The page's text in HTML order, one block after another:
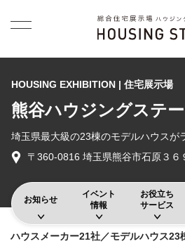
HOUSING EXHIBITION | 住宅展示場
熊谷ハウジングステ
埼玉県最大級の23棟のモデルハウスが
〒360-0816 埼玉県熊谷市石原３６
お知らせ
イベント
情報
お役立ち
サービス
ハウスメーカー21社／モデルハウス23